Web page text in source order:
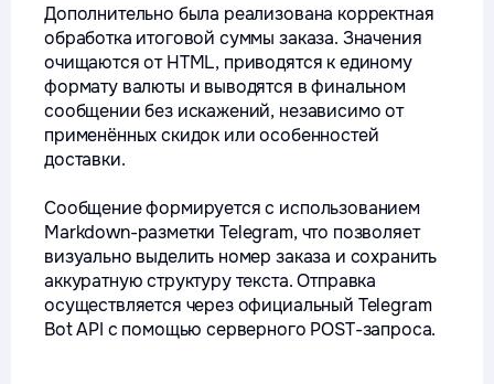
Дополнительно была реализована корректная
обработка итоговой суммы заказа. Значения
очищаются от HTML, приводятся к единому
формату валюты и выводятся в финальном
сообщении без искажений, независимо от
применённых скидок или особенностей
доставки.
Сообщение формируется с использованием
Markdown-разметки Telegram, что позволяет
визуально выделить номер заказа и сохранить
аккуратную структуру текста. Отправка
осуществляется через официальный Telegram
Bot API с помощью серверного POST-запроса.